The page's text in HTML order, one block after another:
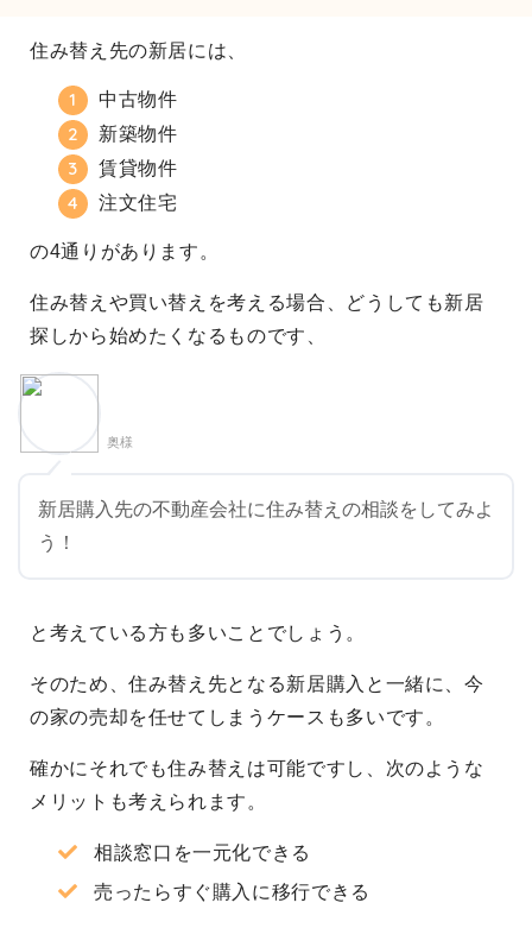
住み替え先の新居には、
中古物件
新築物件
賃貸物件
注文住宅
の4通りがあります。
住み替えや買い替えを考える場合、どうしても新居
探しから始めたくなるものです、
奥様
新居購入先の不動産会社に住み替えの相談をしてみよ
う！
と考えている方も多いことでしょう。
そのため、住み替え先となる新居購入と一緒に、今
の家の売却を任せてしまうケースも多いです。
確かにそれでも住み替えは可能ですし、次のような
メリットも考えられます。
相談窓口を一元化できる
売ったらすぐ購入に移行できる